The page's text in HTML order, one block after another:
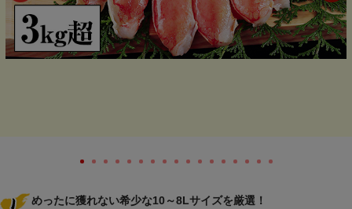
めったに獲れない希少な10～8Lサイズを厳選！